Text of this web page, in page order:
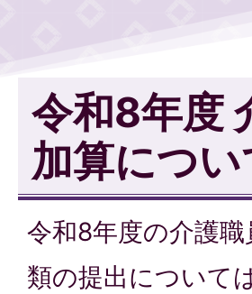
令和8年度
加算につい
令和8年度の介護
類の提出について